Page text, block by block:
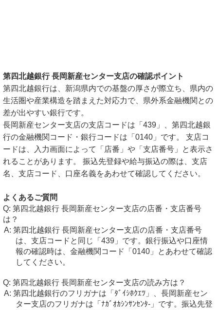
第四北越銀行 長岡新産センター支店の確認ポイント
第四北越銀行は、新潟県内での基盤の厚さが際立ち、県内の
生活圏や産業構造を踏まえた対応力で、県外系金融機関との
差が出やすい銀行です。
長岡新産センター支店の支店コードは「439」、第四北越銀
行の金融機関コード・銀行コードは「0140」です。 支店コ
ードは、入力画面によって「店番」や「支店番号」と表示さ
れることがあります。 振込先登録や給与振込の際は、支店
名、支店コード、口座名義をあわせて確認してください。
よくあるご質問
第四北越銀行 長岡新産センター支店の店番・支店番号
は？
第四北越銀行 長岡新産センター支店の店番・支店番号
は、支店コードと同じ「439」です。銀行振込や口座情
報の確認時は、金融機関コード「0140」とあわせて確認
してください。
第四北越銀行 長岡新産センター支店の読み方は？
第四北越銀行のフリガナは「ﾀﾞｲｼﾎｸｴﾂ」、長岡新産セン
ター支店のフリガナは「ﾅｶﾞｵｶｼﾝｻﾝｾﾝﾀ-」です。振込先登